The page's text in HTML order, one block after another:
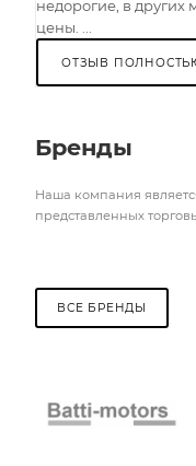
недорогие, в других
цены. ...
ОТЗЫВ
Бренды
Наша компания
представленных
ВСЕ БРЕНДЫ